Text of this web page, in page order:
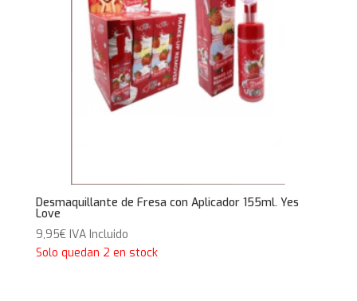
Desmaquillante de Fresa con Aplicador 155ml. Yes
Love
9,95€ IVA Incluido
Solo quedan 2 en stock